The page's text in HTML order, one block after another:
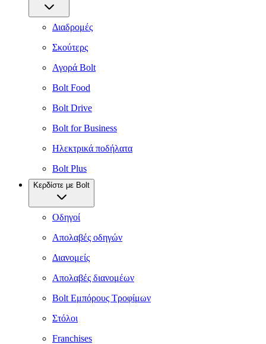
Διαδρομές
Σκούτερς
Αγορά Bolt
Bolt Food
Bolt Drive
Bolt for Business
Ηλεκτρικά ποδήλατα
Bolt Plus
Κερδίστε με Bolt
Οδηγοί
Απολαβές οδηγών
Διανομείς
Απολαβές διανομέων
Bolt Εμπόρους Τροφίμων
Στόλοι
Franchises